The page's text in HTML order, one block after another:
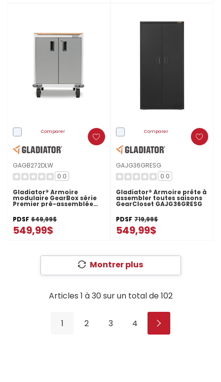
Comparer
GAGB272DLW
0.0
Gladiator® Armoire
modulaire GearBox série
Premier pré-assemblée
GAGB272DLW
PDSF 649,99$
549,99$
Comparer
GAJG36GRESG
0.0
Gladiator® Armoire prête à
assembler toutes saisons
GearCloset GAJG36GRESG
PDSF 719,99$
549,99$
Montrer plus
Articles 1 à30sur un total de102
1 2 3 4